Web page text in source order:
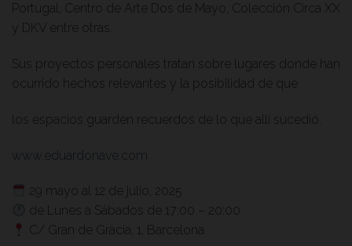
Portugal, Centro de Arte Dos de Mayo, Colección Circa XX
y DKV entre otras.
Sus proyectos personales tratan sobre lugares donde han
ocurrido hechos relevantes y la posibilidad de que
los espacios guarden recuerdos de lo que allí sucedió.
www.eduardonave.com
29 mayo al 12 de julio, 2025
de Lunes a Sábados de 17:00 – 20:00
C/ Gran de Gràcia, 1, Barcelona